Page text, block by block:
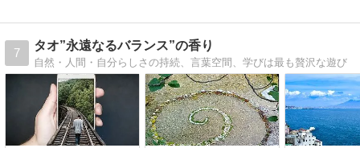
7
タオ”永遠なるバランス”の香り
自然・人間・自分らしさの持続、言葉空間、学びは最も贅沢な遊び